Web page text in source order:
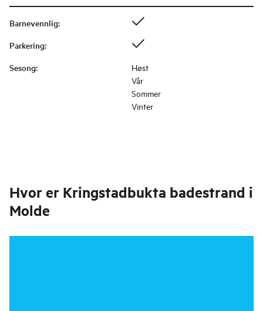
Barnevennlig:
Parkering:
Sesong:
Høst
Vår
Sommer
Vinter
Hvor er Kringstadbukta badestrand i
Molde